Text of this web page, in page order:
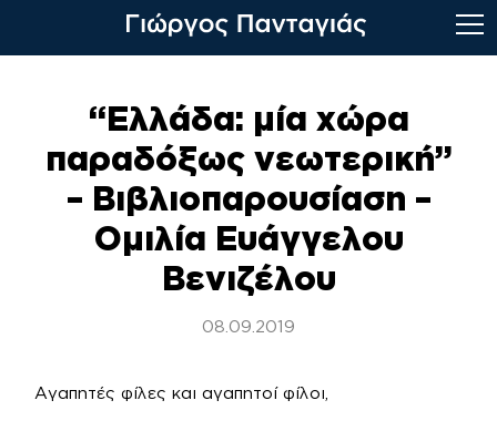
“Ελλάδα: μία χώρα
παραδόξως νεωτερική”
– Βιβλιοπαρουσίαση –
Ομιλία Ευάγγελου
Βενιζέλου
08.09.2019
Αγαπητές φίλες και αγαπητοί φίλοι,